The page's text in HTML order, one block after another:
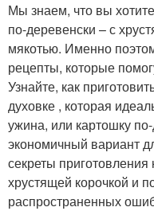
Мы знаем, что вы
по-деревенски – с
мякотью. Именно
рецепты, которые
Узнайте, как
духовке , которая
ужина, или картошку
экономичный вариант
секреты
хрустящей корочкой и
распространенных